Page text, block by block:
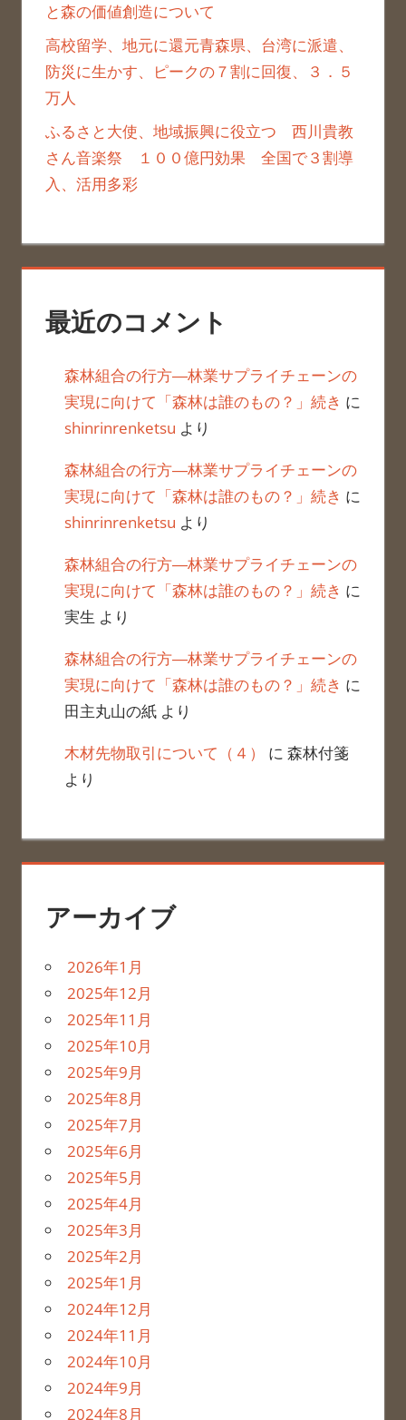
と森の価値創造について
高校留学、地元に還元青森県、台湾に派遣、
防災に生かす、ピークの７割に回復、３．５
万人
ふるさと大使、地域振興に役立つ 西川貴教
さん音楽祭 １００億円効果 全国で３割導
入、活用多彩
最近のコメント
森林組合の行方―林業サプライチェーンの
実現に向けて「森林は誰のもの？」続き に
shinrinrenketsu より
森林組合の行方―林業サプライチェーンの
実現に向けて「森林は誰のもの？」続き に
shinrinrenketsu より
森林組合の行方―林業サプライチェーンの
実現に向けて「森林は誰のもの？」続き に
実生 より
森林組合の行方―林業サプライチェーンの
実現に向けて「森林は誰のもの？」続き に
田主丸山の紙より
木材先物取引について（４）
に 森林付箋
より
アーカイブ
2026年1月
2025年12月
2025年11月
2025年10月
2025年9月
2025年8月
2025年7月
2025年6月
2025年5月
2025年4月
2025年3月
2025年2月
2025年1月
2024年12月
2024年11月
2024年10月
2024年9月
2024年8月